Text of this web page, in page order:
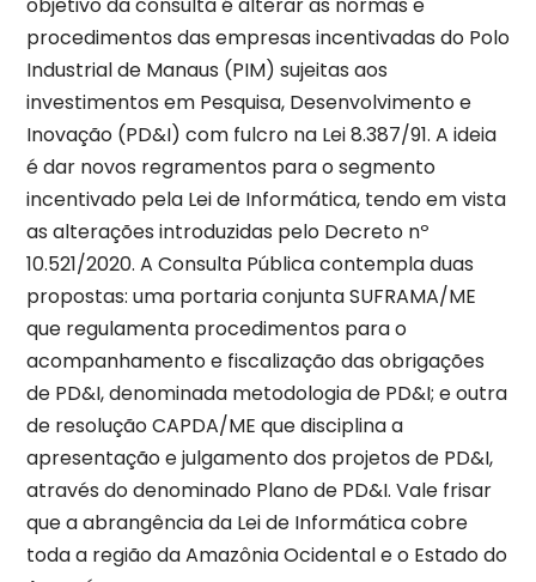
procedimentos das empresas incentivadas do Polo
Industrial de Manaus (PIM) sujeitas aos
investimentos em Pesquisa, Desenvolvimento e
Inovação (PD&I) com fulcro na Lei 8.387/91. A ideia
é dar novos regramentos para o segmento
incentivado pela Lei de Informática, tendo em vista
as alterações introduzidas pelo Decreto nº
10.521/2020. A Consulta Pública contempla duas
propostas: uma portaria conjunta SUFRAMA/ME
que regulamenta procedimentos para o
acompanhamento e fiscalização das obrigações
de PD&I, denominada metodologia de PD&I; e outra
de resolução CAPDA/ME que disciplina a
apresentação e julgamento dos projetos de PD&I,
através do denominado Plano de PD&I. Vale frisar
que a abrangência da Lei de Informática cobre
toda a região da Amazônia Ocidental e o Estado do